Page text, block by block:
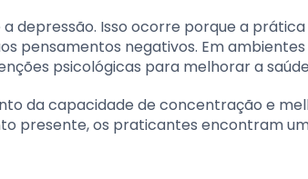
depressão. Isso ocorre porque a prática
pensamentos negativos. Em
psicológicas para melhorar a
da capacidade de concentração e
presente, os praticantes encontram